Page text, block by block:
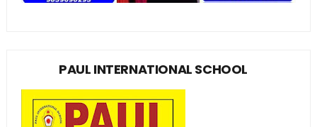
PAUL INTERNATIONAL SCHOOL